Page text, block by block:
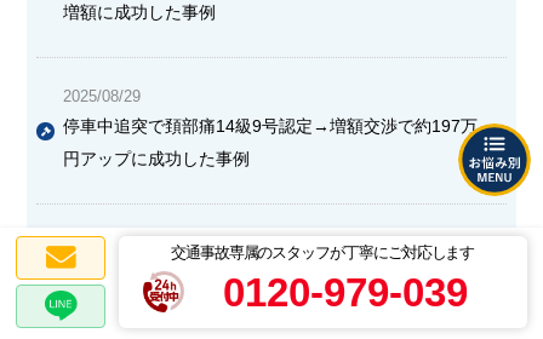
交通事故専属のスタッフが丁寧にご対応します
0120-979-039
増額に成功した事例
2025/08/29
停車中追突で頚部痛14級9号認定→増額交渉で約197万
円アップに成功した事例
2025/08/29
後遺障害等級14級から12級への修正に成功し、約550万
円の賠償金を獲得した事例